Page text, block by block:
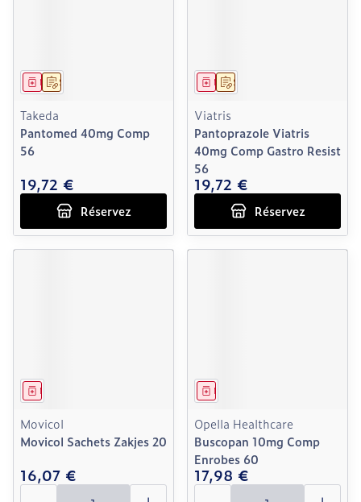
Sur prescription
Médicament
Takeda
Pantomed 40mg Comp
56
19,72 €
Réservez
Sur prescription
Médicament
Viatris
Pantoprazole Viatris
40mg Comp Gastro Resist
56
19,72 €
Réservez
Médicament
Movicol
Movicol Sachets Zakjes 20
16,07 €
Quantité
Médicament
Opella Healthcare
Buscopan 10mg Comp
Enrobes 60
17,98 €
Quantité